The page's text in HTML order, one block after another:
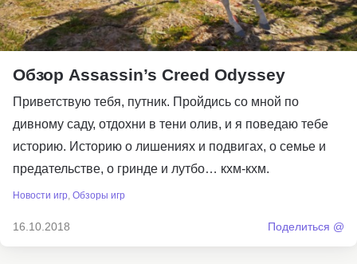
Обзор Assassin’s Creed Odyssey
Приветствую тебя, путник. Пройдись со мной по
дивному саду, отдохни в тени олив, и я поведаю тебе
историю. Историю о лишениях и подвигах, о семье и
предательстве, о гринде и лутбо… кхм-кхм.
Новости игр, Обзоры игр
16.10.2018 Поделиться @